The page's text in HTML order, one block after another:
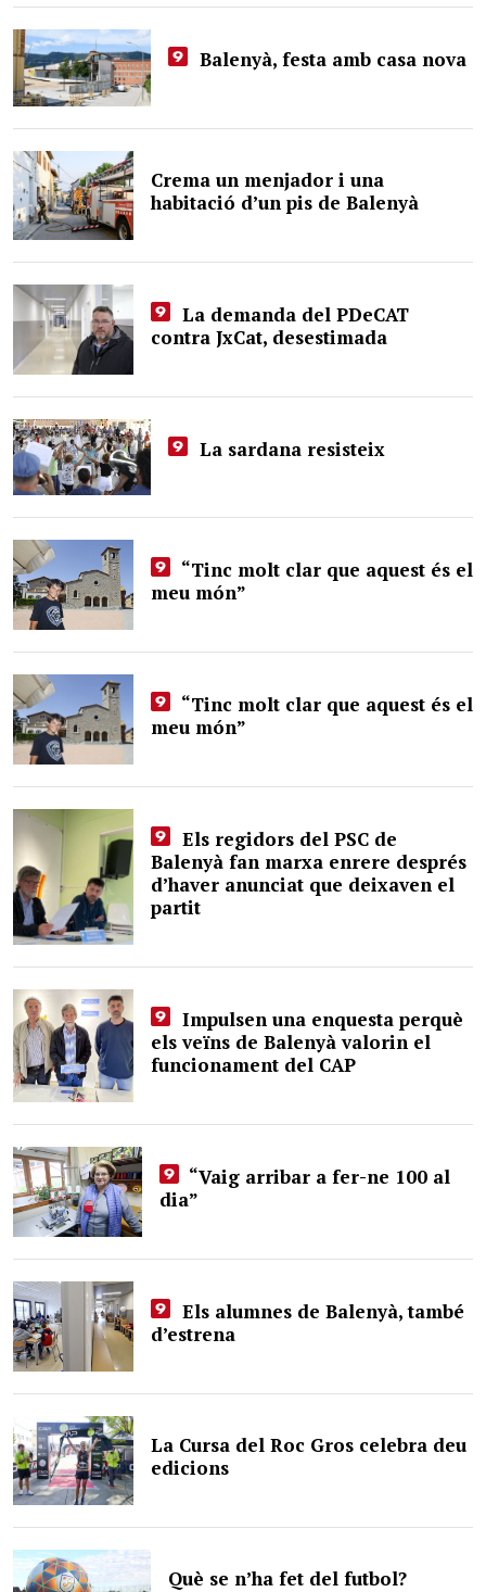
Balenyà, festa amb casa nova
Crema un menjador i una
habitació d’un pis de Balenyà
La demanda del PDeCAT
contra JxCat, desestimada
La sardana resisteix
“Tinc molt clar que aquest és el
meu món”
“Tinc molt clar que aquest és el
meu món”
Els regidors del PSC de
Balenyà fan marxa enrere després
d’haver anunciat que deixaven el
partit
Impulsen una enquesta perquè
els veïns de Balenyà valorin el
funcionament del CAP
“Vaig arribar a fer-ne 100 al
dia”
Els alumnes de Balenyà, també
d’estrena
La Cursa del Roc Gros celebra deu
edicions
Què se n’ha fet del futbol?